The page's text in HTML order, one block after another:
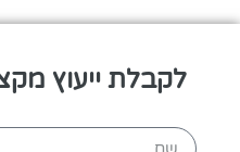
לקבלת ייעוץ